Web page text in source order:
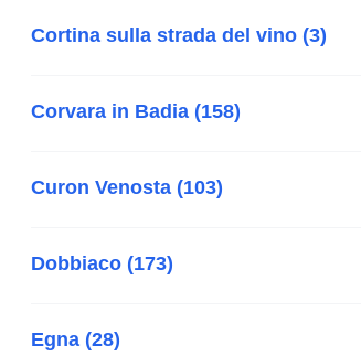
Cortina sulla strada del vino (3)
Corvara in Badia (158)
Curon Venosta (103)
Dobbiaco (173)
Egna (28)